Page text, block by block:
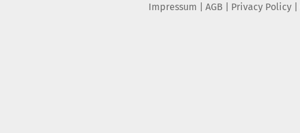
Impressum AGB Privacy Policy|